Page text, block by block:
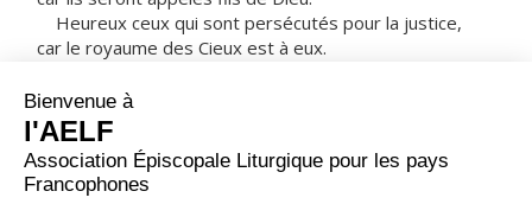
Heureux ceux qui sont persécutés pour la justice,
car le royaume des Cieux est à eux.
si l’on vous persécute
et si l’on dit faussement toute sorte de mal contre
vous,
à cause de moi.
Réjouissez-vous, soyez dans l’allégresse,